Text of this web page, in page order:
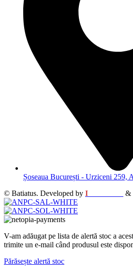
Șoseaua București - Urziceni 259,
© Batiatus. Developed by I &
V-am adăugat pe lista de alertă stoc a
trimite un e-mail când produsul este
Părăsește alertă stoc